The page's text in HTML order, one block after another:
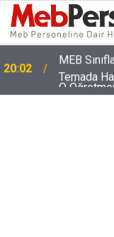
19:32
O
Ödenecek